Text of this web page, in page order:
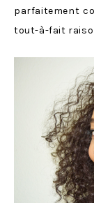
parfaitement
tout-à-fait